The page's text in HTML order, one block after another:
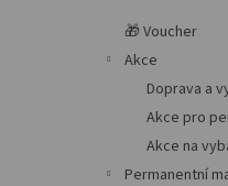
🎁 Voucher
Akce
Doprava a
Akce pro
Akce na
Permanentní